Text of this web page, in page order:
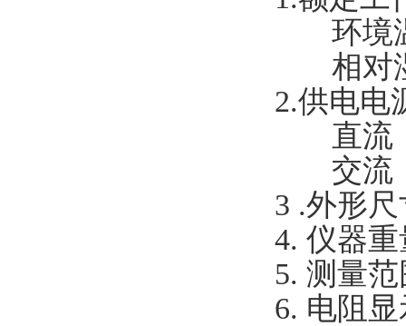
环境
相对湿
2.供电电
直流：
交流：
3 .外形
4. 仪器
5. 测量
6. 电阻